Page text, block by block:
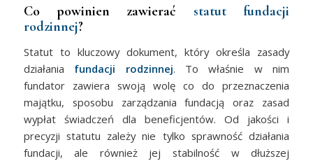
Co powinien zawierać statut fundacji
rodzinnej?
Statut to kluczowy dokument, który określa zasady
działania fundacji rodzinnej. To właśnie w nim
fundator zawiera swoją wolę co do przeznaczenia
majątku, sposobu zarządzania fundacją oraz zasad
wypłat świadczeń dla beneficjentów. Od jakości i
precyzji statutu zależy nie tylko sprawność działania
fundacji, ale również jej stabilność w dłuższej